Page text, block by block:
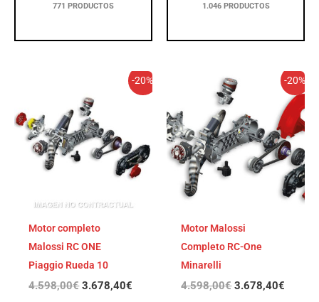
771 PRODUCTOS 1.046 PRODUCTOS
-20%
Motor completo
Malossi RC ONE
Piaggio Rueda 10
4.598,00€
original
era:
4.598,00€.
3.678,40€
El
precio
3.678,40€.
-20%
Motor Malossi
Completo RC-One
Minarelli
4.598,00€
El
precio
era:
4.598,00€.
3.678,40€
El
precio
actual
es: